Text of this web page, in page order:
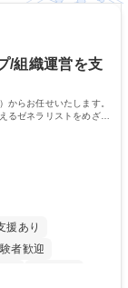
/組織運営を支
からお任せいたします。
るゼネラリストをめざせ
援あり
者歓迎